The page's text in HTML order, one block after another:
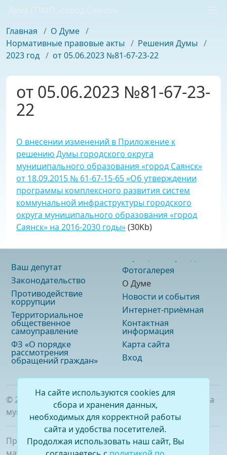
Дума ГОМО «город Саянск»
Главная / О Думе /
Нормативные правовые акты / Решения Думы /
2023 год / от 05.06.2023 №81-67-23-22
от 05.06.2023 №81-67-23-
22
О внесении изменений в Приложение к
решению Думы городского округа
муниципального образования «город Саянск»
от 18.09.2015 № 61-67-15-65 «Об утверждении
программы комплексного развития систем
коммунальной инфраструктуры городского
округа муниципального образования «город
Саянск» на 2016-2030 годы»(30Kb)
Ваш депутат
Законодательство
Противодействие
коррупции
Территориальное
общественное
самоуправление
ФЗ «О порядке
рассмотрения
обращений граждан»
Фотогалерея
О Думе
Новости и события
Интернет-приёмная
Контактная
информация
Карта сайта
Вход
© 2026
. Официальный сайт Думы городского округа
муниципального образования «город Саянск»
При полном или частичном использовании
На сайте используются cookies для
сбора и хранения данных,
необходимых для корректной работы
сайта и удобства посетителей.
Продолжая использовать наш сайт, Вы